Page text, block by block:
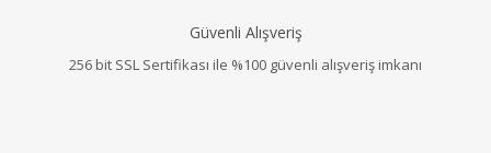
Güvenli Alışveriş
256 bit SSL Sertifikası ile %100 güvenli alışveriş imkanı